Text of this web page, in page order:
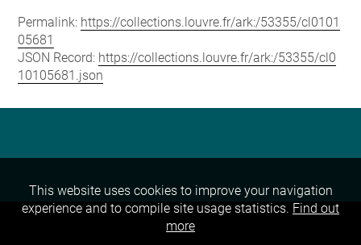
Permalink: https://collections.louvre.fr/ark:/53355/cl0101
05681
JSON Record: https://collections.louvre.fr/ark:/53355/cl0
10105681.json
This website uses cookies to improve your navigation
experience and to compile site usage statistics. Find out
more